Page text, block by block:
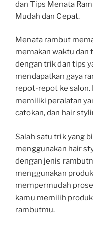
dan Tips Menata
Mudah dan Cepat.
Menata rambut
memakan waktu dan
dengan trik dan tips
mendapatkan gaya
repot-repot ke salon.
memiliki peralatan
catokan, dan hair
Salah satu trik yang
menggunakan hair
dengan jenis
menggunakan
mempermudah
kamu memilih
rambutmu.